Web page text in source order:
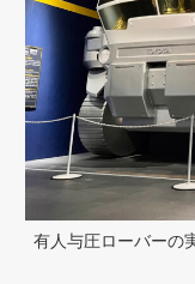
有人与圧ローバーの